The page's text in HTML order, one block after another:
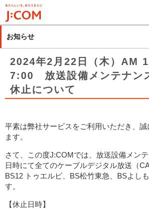
メ
イ
コ
に
動
お知らせ
2024年2月22日（木）AM
7:00 放送設備メンテナン
休止について
平素は弊社サービスをご利用いただき、
ます。
さて、この度J:COMでは、放送設備メン
日時にて全てのケーブルデジタル放送（
BS12 トゥエルビ、BS松竹東急、BSよし
す。
【休止日時】